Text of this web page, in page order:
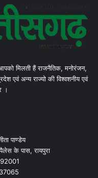
मिलती हैं राजनैतिक, मनोरंजन,
एवं अन्य राज्यो की विश्वशनीय एवं
।
पाण्डेय
के पास, रायपुरा